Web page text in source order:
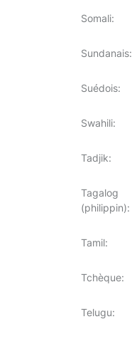
Somali:
Sundanais:
Suédois:
Swahili:
Tadjik:
Tagalog
(philippin):
Tamil:
Tchèque:
Telugu: